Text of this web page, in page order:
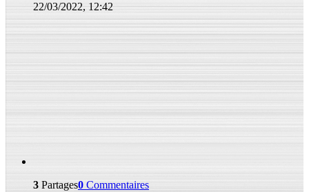
22/03/2022, 12:42
3 Partages0 Commentaires